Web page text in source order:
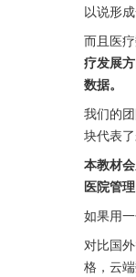
以说形
而且医
疗发展
数据。
我们的
块代表
本教材
医院管
如果用
对比国
格，云